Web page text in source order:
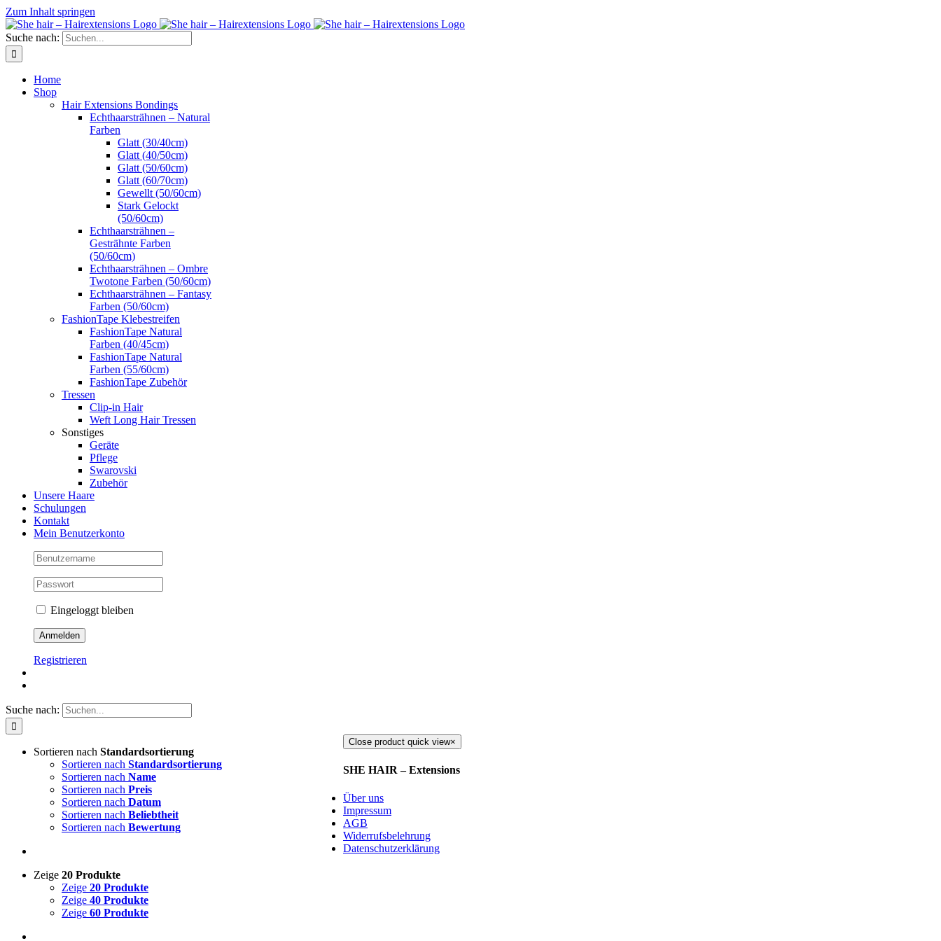
Zum Inhalt springen
Suche nach:
Home
Shop
Hair Extensions Bondings
Echthaarsträhnen – Natural
Farben
Glatt (30/40cm)
Glatt (40/50cm)
Glatt (50/60cm)
Glatt (60/70cm)
Gewellt (50/60cm)
Stark Gelockt
(50/60cm)
Echthaarsträhnen –
Gesträhnte Farben
(50/60cm)
Echthaarsträhnen – Ombre
Twotone Farben (50/60cm)
Echthaarsträhnen – Fantasy
Farben (50/60cm)
FashionTape Klebestreifen
FashionTape Natural
Farben (40/45cm)
FashionTape Natural
Farben (55/60cm)
FashionTape Zubehör
Tressen
Clip-in Hair
Weft Long Hair Tressen
Sonstiges
Geräte
Pflege
Swarovski
Zubehör
Unsere Haare
Schulungen
Kontakt
Mein Benutzerkonto
Eingeloggt bleiben
Registrieren
Suche nach:
Sortieren nach Standardsortierung
Sortieren nach Standardsortierung
Sortieren nach Name
Sortieren nach Preis
Sortieren nach Datum
Sortieren nach Beliebtheit
Sortieren nach Bewertung
Zeige 20 Produkte
Zeige 20 Produkte
Zeige 40 Produkte
Zeige 60 Produkte
Close product quick view×
SHE HAIR – Extensions
Über uns
Impressum
AGB
Widerrufsbelehrung
Datenschutzerklärung